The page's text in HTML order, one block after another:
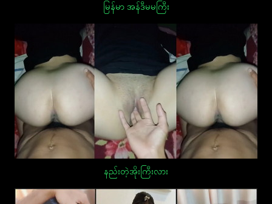
မြန်မာ အန်ဒီမမကြီး
နည်းတဲ့အိုးကြီးလား